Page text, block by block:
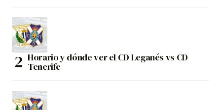
Horario y dónde ver el CD Leganés vs CD
Tenerife